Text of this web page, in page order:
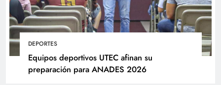
DEPORTES
Equipos deportivos UTEC afinan su
preparación para ANADES 2026